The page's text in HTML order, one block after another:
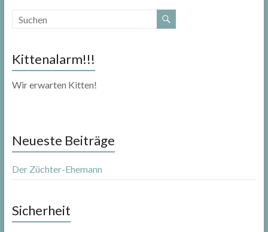
Kittenalarm!!!
Wir erwarten Kitten!
Neueste Beiträge
Der Züchter-Ehemann
Sicherheit